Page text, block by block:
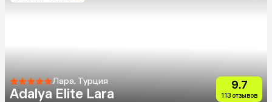
Лара, Турция
Adalya Elite Lara
9.7
113 отзывов